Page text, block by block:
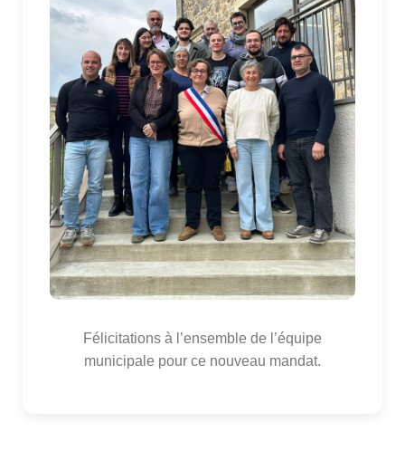
Félicitations à l’ensemble de l’équipe
municipale pour ce nouveau mandat.